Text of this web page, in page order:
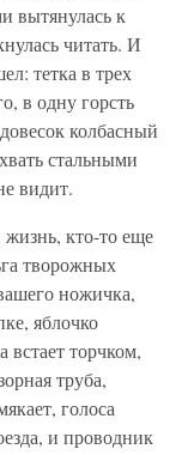
вытянулась к
читать. И
тетка в трех
в одну горсть
колбасный
стальными
видит.
кто-то еще
творожных
ножичка,
яблочко
встает торчком,
труба,
голоса
и проводник